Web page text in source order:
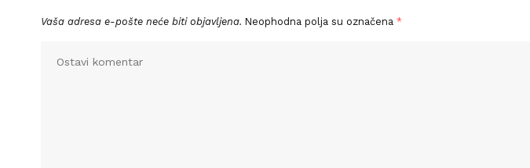
Vaša adresa e-pošte neće biti objavljena. Neophodna polja su označena *